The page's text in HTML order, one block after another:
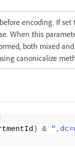
encoding. If
When this
both mixed
canonicalize
) &